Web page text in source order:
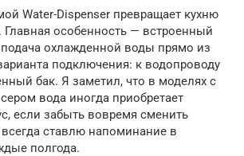
Water-Dispenser превращает кухню
Главная особенность — встроенный
подача охлажденной воды прямо из
подключения: к водопроводу
бак. Я заметил, что в моделях с
вода иногда приобретает
если забыть вовремя сменить
ставлю напоминание в
полгода.